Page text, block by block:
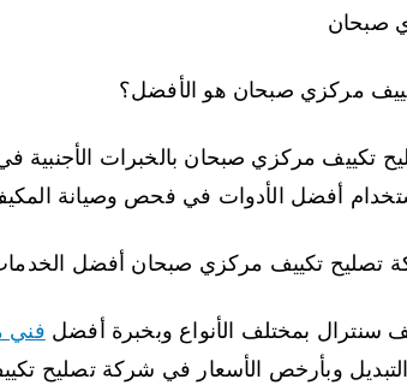
صبحان
مركزي صبحان هو الأفضل؟
تكييف مركزي صبحان بالخبرات الأجنبية
أفضل الأدوات في فحص وصيانة
تصليح تكييف مركزي صبحان أفضل
سنترال بمختلف الأنواع وبخبرة أفضل فني
وبأرخص الأسعار في شركة تصليح